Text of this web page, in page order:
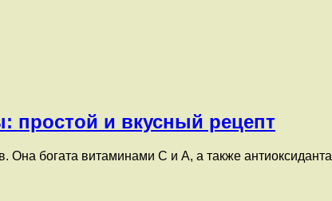
простой и вкусный рецепт
богата витаминами С и А, а также